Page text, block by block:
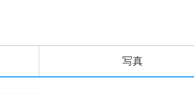
写真